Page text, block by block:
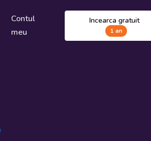
Contul
meu
Incearca gratuit
1 an